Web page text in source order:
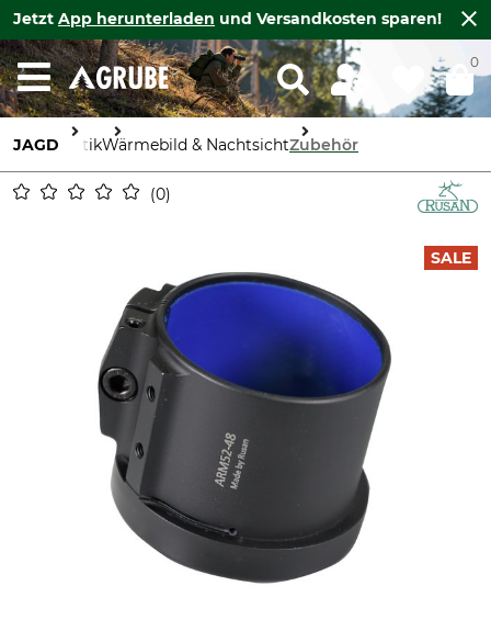
Jetzt App herunterladen und Versandkosten sparen!
0
JAGD OptikWärmebild & NachtsichtZubehör
0
SALE